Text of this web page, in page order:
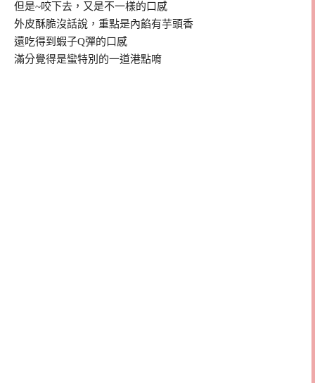
但是~咬下去，又是不一樣的口感
外皮酥脆沒話說，重點是內餡有芋頭香
還吃得到蝦子Q彈的口感
滿分覺得是蠻特別的一道港點唷